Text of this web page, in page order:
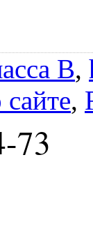
B,
сайте,
73